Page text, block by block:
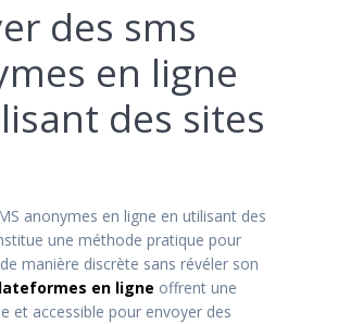
des sms
en ligne
des sites
anonymes en ligne en utilisant des
une méthode pratique pour
manière discrète sans révéler son
en ligne offrent une
et accessible pour envoyer des